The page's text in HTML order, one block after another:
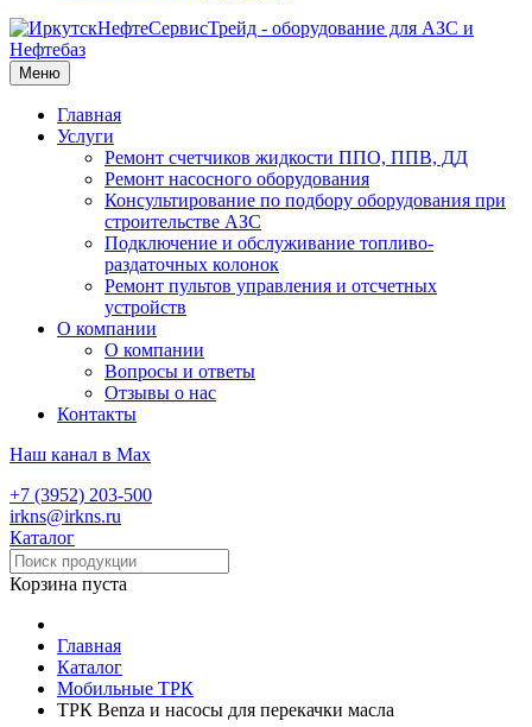
Меню
Главная
Услуги
Ремонт счетчиков жидкости ППО, ППВ, ДД
Ремонт насосного оборудования
Консультирование по подбору оборудования при
строительстве АЗС
Подключение и обслуживание топливо-
раздаточных колонок
Ремонт пультов управления и отсчетных
устройств
О компании
О компании
Вопросы и ответы
Отзывы о нас
Контакты
Наш канал в Max
+7 (3952) 203-500
irkns@irkns.ru
Каталог
Корзина пуста
Главная
Каталог
Мобильные ТРК
ТРК Benza и насосы для перекачки масла